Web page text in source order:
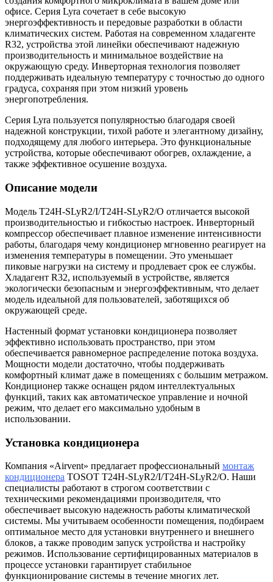
офисе. Серия Lyra сочетает в себе высокую
энергоэффективность и передовые разработки в области
климатических систем. Работая на современном хладагенте
R32, устройства этой линейки обеспечивают надежную
производительность и минимальное воздействие на
окружающую среду. Инверторная технология позволяет
поддерживать идеальную температуру с точностью до одного
градуса, сохраняя при этом низкий уровень
энергопотребления.
Серия Lyra пользуется популярностью благодаря своей
надежной конструкции, тихой работе и элегантному дизайну,
подходящему для любого интерьера. Это функциональные
устройства, которые обеспечивают обогрев, охлаждение, а
также эффективное осушение воздуха.
Описание модели
Модель T24H-SLyR2/I/T24H-SLyR2/O отличается высокой
производительностью и гибкостью настроек. Инверторный
компрессор обеспечивает плавное изменение интенсивности
работы, благодаря чему кондиционер мгновенно реагирует на
изменения температуры в помещении. Это уменьшает
пиковые нагрузки на систему и продлевает срок ее службы.
Хладагент R32, используемый в устройстве, является
экологически безопасным и энергоэффективным, что делает
модель идеальной для пользователей, заботящихся об
окружающей среде.
Настенный формат установки кондиционера позволяет
эффективно использовать пространство, при этом
обеспечивается равномерное распределение потока воздуха.
Мощности модели достаточно, чтобы поддерживать
комфортный климат даже в помещениях с большим метражом.
Кондиционер также оснащен рядом интеллектуальных
функций, таких как автоматическое управление и ночной
режим, что делает его максимально удобным в
использовании.
Установка кондиционера
Компания «Airvent» предлагает профессиональный монтаж
кондиционера TOSOT T24H-SLyR2/I/T24H-SLyR2/O. Наши
специалисты работают в строгом соответствии с
техническими рекомендациями производителя, что
обеспечивает высокую надежность работы климатической
системы. Мы учитываем особенности помещения, подбираем
оптимальное место для установки внутреннего и внешнего
блоков, а также проводим запуск устройства и настройку
режимов. Использование сертифицированных материалов в
процессе установки гарантирует стабильное
функционирование системы в течение многих лет.